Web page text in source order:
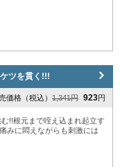
ツを貫く!!!
格（税込） 1,341円 923円
!!根元まで咥え込まれ起立す
みに悶えながらも刺激には